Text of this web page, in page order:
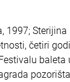
četiri